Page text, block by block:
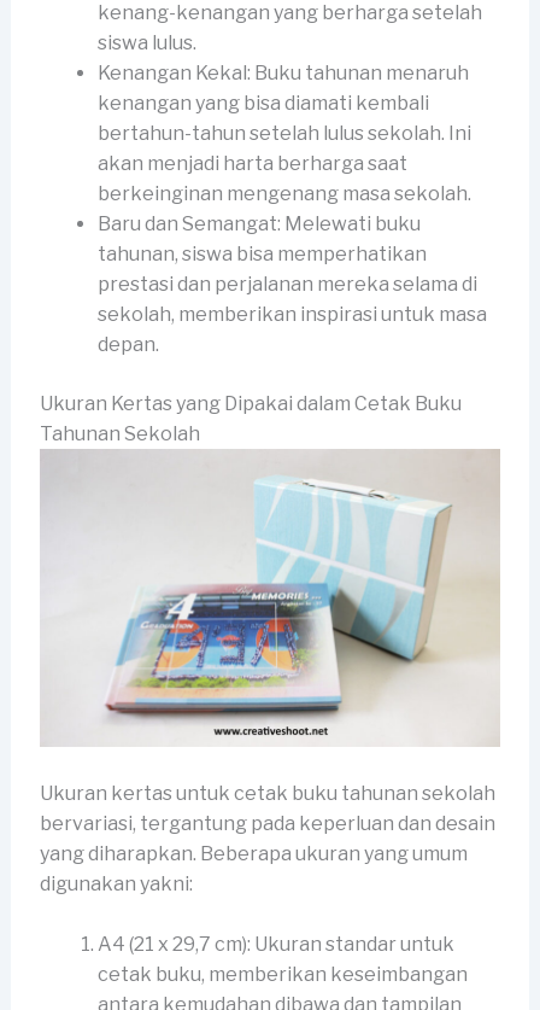
kenang-kenangan yang berharga setelah
siswa lulus.
Kenangan Kekal: Buku tahunan menaruh
kenangan yang bisa diamati kembali
bertahun-tahun setelah lulus sekolah. Ini
akan menjadi harta berharga saat
berkeinginan mengenang masa sekolah.
Baru dan Semangat: Melewati buku
tahunan, siswa bisa memperhatikan
prestasi dan perjalanan mereka selama di
sekolah, memberikan inspirasi untuk masa
depan.
Ukuran Kertas yang Dipakai dalam Cetak Buku
Tahunan Sekolah
Ukuran kertas untuk cetak buku tahunan sekolah
bervariasi, tergantung pada keperluan dan desain
yang diharapkan. Beberapa ukuran yang umum
digunakan yakni:
A4 (21 x 29,7 cm): Ukuran standar untuk
cetak buku, memberikan keseimbangan
antara kemudahan dibawa dan tampilan